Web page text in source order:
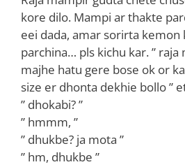
kore dilo. Mampi ar thakte
eei dada, amar sorirta kemon
parchina… pls kichu kar. ”
majhe hatu gere bose ok or
size er dhonta dekhie bollo ”
” dhokabi? ”
” hmmm, ”
” dhukbe? ja mota ”
” hm, dhukbe ”